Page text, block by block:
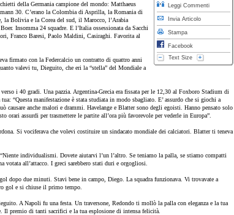
Leggi Commenti
Invia Articolo
Stampa
Facebook
Text Size
della Germania campione del mondo: Matthaeus
30. C’erano la Colombia di Asprilla, la Romania di
Bolivia e la Corea del sud, il Marocco, l’Arabia
Insomma 24 squadre. E l’Italia ossessionata da Sacchi
Franco Baresi, Paolo Maldini, Casiraghi. Favorita al
firmato con la Federcalcio un contratto di quattro anni
valevi tu, Dieguito, che eri la “stella” del Mondiale a
i 40 gradi. Una pazzia. Argentina-Grecia era fissata per le 12,30 al Foxboro Stadium di
“Questa manifestazione è stata studiata in modo sbagliato. E’ assurdo che si giochi a
causare anche malori e drammi. Havelange e Blatter sono degli egoisti. Hanno pensato solo
orari assurdi per trasmettere le partite all’ora più favorevole per vederle in Europa”.
Si vociferava che volevi costituire un sindacato mondiale dei calciatori. Blatter ti teneva
individualismi. Dovete aiutarvi l’un l’altro. Se teniamo la palla, se stiamo compatti
votata all’attacco. I greci sarebbero stati duri e orgogliosi.
dopo due minuti. Stavi bene in campo, Diego. La squadra funzionava. Vi trovavate a
gol e si chiuse il primo tempo.
A Napoli fu una festa. Un traversone, Redondo ti mollò la palla con eleganza e la tua
Il premio di tanti sacrifici e la tua esplosione di intensa felicità.